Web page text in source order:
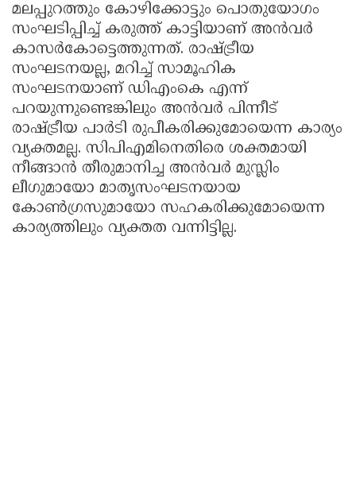
മലപ്പുറത്തും കോഴിക്കോട്ടും പൊതുയോഗം
സംഘടിപ്പിച്ച് കരുത്ത് കാട്ടിയാണ് അൻവർ
കാസർകോട്ടെത്തുന്നത്. രാഷ്ട്രീയ
സംഘടനയല്ല, മറിച്ച് സാമൂഹിക
സംഘടനയാണ് ഡിഎംകെ എന്ന്
പറയുന്നുണ്ടെങ്കിലും അൻവർ പിന്നീട്
രാഷ്ട്രീയ പാർടി രുപീകരിക്കുമോയെന്ന കാര്യം
വ്യക്തമല്ല. സിപിഎമിനെതിരെ ശക്തമായി
നീങ്ങാൻ തീരുമാനിച്ച അൻവർ മുസ്ലിം
ലീഗുമായോ മാതൃസംഘടനയായ
കോൺഗ്രസുമായോ സഹകരിക്കുമോയെന്ന
കാര്യത്തിലും വ്യക്തത വന്നിട്ടില്ല.